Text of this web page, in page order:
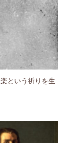
という祈りを生